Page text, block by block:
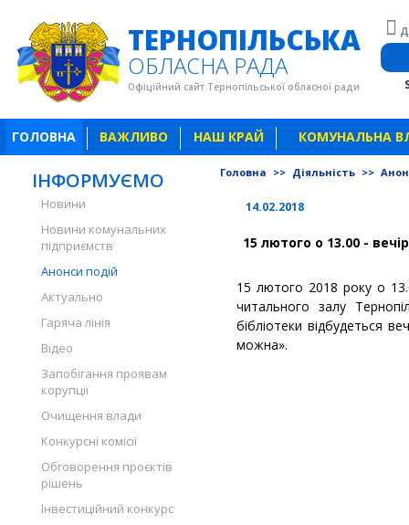
ТЕРНОПІЛЬСЬКА
ОБЛАСНА РАДА
Офіційний сайт Тернопільської обласної ради
ГОЛОВНА ВАЖЛИВО НАШ КРАЙ КОМУНАЛЬНА
ІНФОРМУЄМО
Новини
Новини комунальних
підприємств
Анонси подій
Актуально
Гаряча лінія
Відео
Запобігання проявам
корупції
Очищення влади
Конкурсні комісії
Обговорення проєктів
рішень
Інвестиційний конкурс
Головна >> Діяльність >>
14.02.2018
15 лютого о 13.00 -
15 лютого 2018 року о
читального залу
бібліотеки відбудеться
можна».